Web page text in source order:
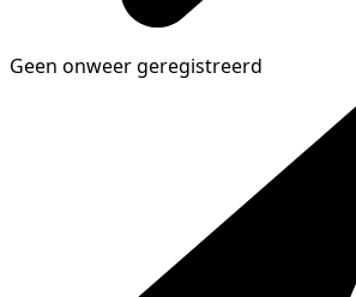
Geen onweer geregistreerd